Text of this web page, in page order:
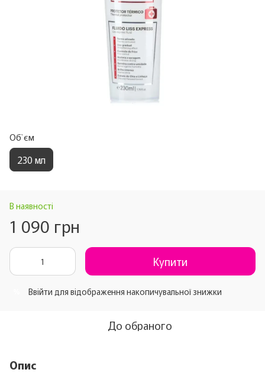
Об`єм
230 мл
В наявності
1 090 грн
Купити
Ввійти для відображення накопичувальної знижки
До обраного
Опис